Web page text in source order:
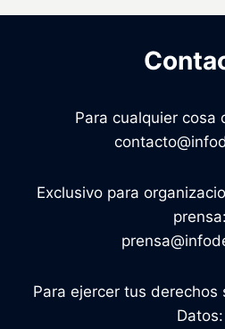
Para cualquier cosa
Exclusivo para
prensa:
Para ejercer tus derechos
Datos: